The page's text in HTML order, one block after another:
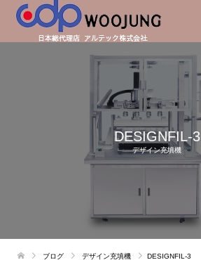
DESIGNFIL-3
デザイン充填機
ブログ デザイン充填機 DESIGNFIL-3